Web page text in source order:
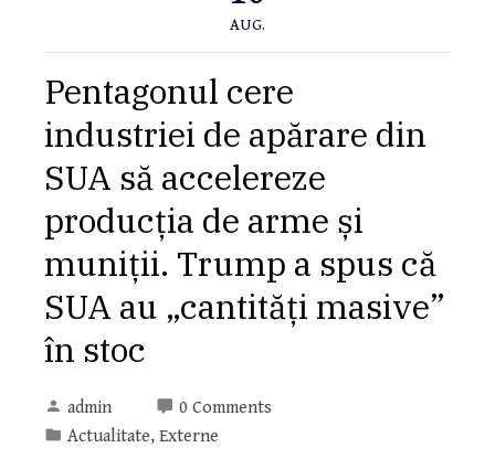
AUG.
Pentagonul cere
industriei de apărare din
SUA să accelereze
producția de arme și
muniții. Trump a spus că
SUA au „cantități masive”
în stoc
admin
0 Comments
Actualitate, Externe